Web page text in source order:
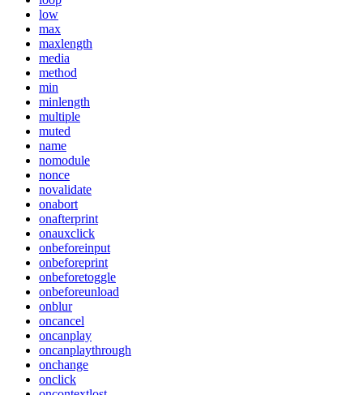
low
max
maxlength
media
method
min
minlength
multiple
muted
name
nomodule
nonce
novalidate
onabort
onafterprint
onauxclick
onbeforeinput
onbeforeprint
onbeforetoggle
onbeforeunload
onblur
oncancel
oncanplay
oncanplaythrough
onchange
onclick